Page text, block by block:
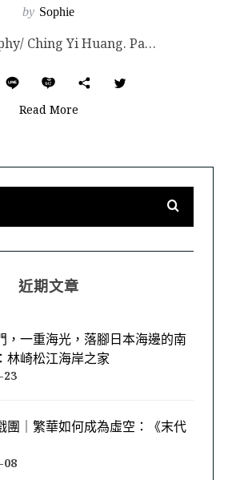
by Sophie
Photography/ Ching Yi Huang. Part of photos courte...
Read More
近期文章
，一重海光，落腳日本海邊的南
林崎松江海岸之家
23
團｜繁華如何成為虛空：《末代
08